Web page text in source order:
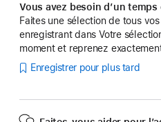
Vous avez besoin d’un temps
Faites une sélection de tous
enregistrant dans Votre
moment et reprenez
Enregistrer pour plus tard